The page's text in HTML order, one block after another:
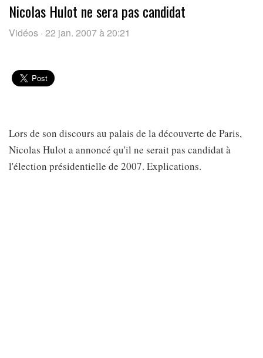
Nicolas Hulot ne sera pas candidat
Vidéos · 22 jan. 2007 à 20:21
Lors de son discours au palais de la découverte de Paris,
Nicolas Hulot a annoncé qu'il ne serait pas candidat à
l'élection présidentielle de 2007. Explications.